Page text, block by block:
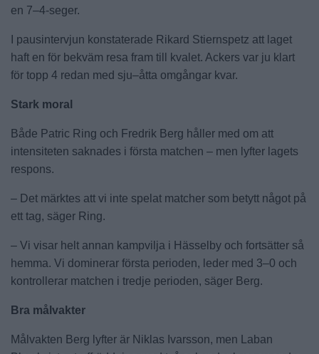
en 7–4-seger.
I pausintervjun konstaterade Rikard Stiernspetz att laget
haft en för bekväm resa fram till kvalet. Ackers var ju klart
för topp 4 redan med sju–åtta omgångar kvar.
Stark moral
Både Patric Ring och Fredrik Berg håller med om att
intensiteten saknades i första matchen – men lyfter lagets
respons.
– Det märktes att vi inte spelat matcher som betytt något på
ett tag, säger Ring.
– Vi visar helt annan kampvilja i Hässelby och fortsätter så
hemma. Vi dominerar första perioden, leder med 3–0 och
kontrollerar matchen i tredje perioden, säger Berg.
Bra målvakter
Målvakten Berg lyfter är Niklas Ivarsson, men Laban